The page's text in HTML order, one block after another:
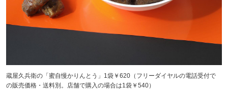
蔵屋久兵衛の「蜜自慢かりんとう」1袋￥620（フリーダイヤルの電話受付で
の販売価格・送料別。店舗で購入の場合は1袋￥540）